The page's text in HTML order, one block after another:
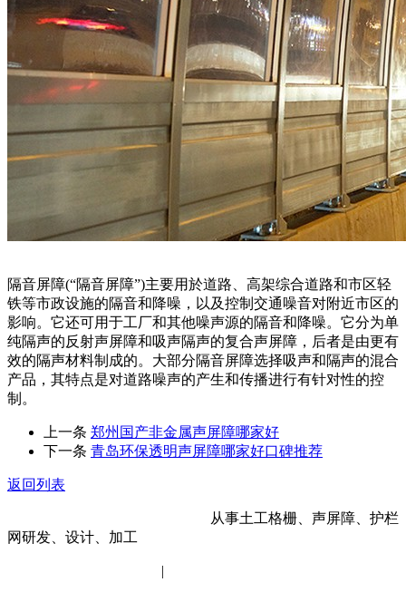
隔音屏障(“隔音屏障”)主要用於道路、高架综合道路和市区轻
铁等市政设施的隔音和降噪，以及控制交通噪音对附近市区的
影响。它还可用于工厂和其他噪声源的隔音和降噪。它分为单
纯隔声的反射声屏障和吸声隔声的复合声屏障，后者是由更有
效的隔声材料制成的。大部分隔音屏障选择吸声和隔声的混合
产品，其特点是对道路噪声的产生和传播进行有针对性的控
制。
上一条 郑州国产非金属声屏障哪家好
下一条 青岛环保透明声屏障哪家好口碑推荐
返回列表
从事土工格栅、声屏障、护栏
网研发、设计、加工
|